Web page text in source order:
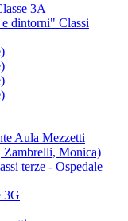
3A
dintorni" Classi
Aula Mezzetti
Zambrelli, Monica)
terze - Ospedale
3G